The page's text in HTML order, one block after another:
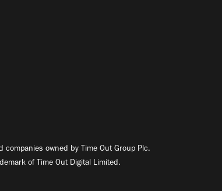
owned by Time Out Group Plc.
of Time Out Digital Limited.